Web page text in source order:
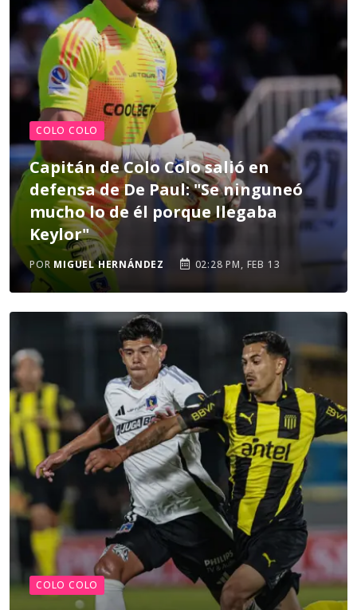
COLO COLO
Capitán de Colo Colo salió en
defensa de De Paul: "Se ninguneó
mucho lo de él porque llegaba
Keylor"
POR MIGUEL HERNÁNDEZ 02:28 PM, FEB 13
COLO COLO